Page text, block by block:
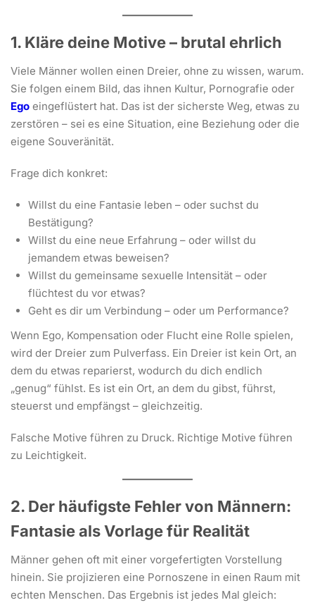
1. Kläre deine Motive – brutal ehrlich
Viele Männer wollen einen Dreier, ohne zu wissen, warum.
Sie folgen einem Bild, das ihnen Kultur, Pornografie oder
Ego eingeflüstert hat. Das ist der sicherste Weg, etwas zu
zerstören – sei es eine Situation, eine Beziehung oder die
eigene Souveränität.
Frage dich konkret:
Willst du eine Fantasie leben – oder suchst du
Bestätigung?
Willst du eine neue Erfahrung – oder willst du
jemandem etwas beweisen?
Willst du gemeinsame sexuelle Intensität – oder
flüchtest du vor etwas?
Geht es dir um Verbindung – oder um Performance?
Wenn Ego, Kompensation oder Flucht eine Rolle spielen,
wird der Dreier zum Pulverfass. Ein Dreier ist kein Ort, an
dem du etwas reparierst, wodurch du dich endlich
„genug“ fühlst. Es ist ein Ort, an dem du gibst, führst,
steuerst und empfängst – gleichzeitig.
Falsche Motive führen zu Druck. Richtige Motive führen
zu Leichtigkeit.
2. Der häufigste Fehler von Männern:
Fantasie als Vorlage für Realität
Männer gehen oft mit einer vorgefertigten Vorstellung
hinein. Sie projizieren eine Pornoszene in einen Raum mit
echten Menschen. Das Ergebnis ist jedes Mal gleich: